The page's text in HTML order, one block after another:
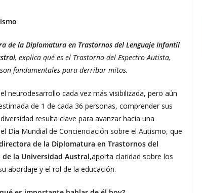
de la Diplomatura en Trastornos del Lenguaje Infantil
, explica qué es el Trastorno del Espectro Autista,
fundamentales para derribar mitos.
neurodesarrollo cada vez más visibilizada, pero aún
de 1 de cada 36 personas, comprender sus
resulta clave para avanzar hacia una
Día Mundial de Concienciación sobre el Autismo, que
de la Diplomatura en Trastornos del
la Universidad Austral,aporta claridad sobre los
abordaje y el rol de la educación.